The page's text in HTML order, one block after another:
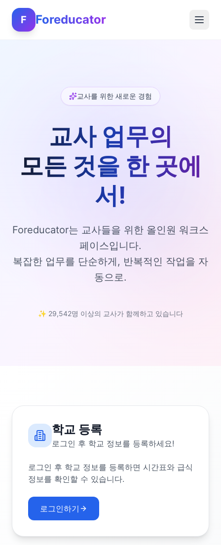
F Foreducator
교사를 위한 새로운 경험
교사 업무의
모든 것을 한 곳에
서!
Foreducator는 교사들을 위한 올인원 워크스
페이스입니다.
복잡한 업무를 단순하게, 반복적인 작업을 자
동으로.
✨ 29,542명 이상의 교사가 함께하고 있습니다
학교 등록
로그인 후 학교 정보를 등록하세요!
로그인 후 학교 정보를 등록하면 시간표와 급식
정보를 확인할 수 있습니다.
로그인하기